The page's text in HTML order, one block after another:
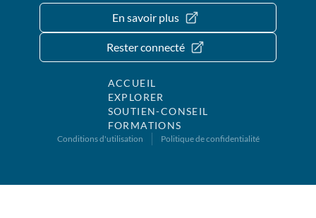
En savoir plus
Rester connecté
ACCUEIL
EXPLORER
SOUTIEN-CONSEIL
FORMATIONS
Conditions d'utilisation Politique de confidentialité